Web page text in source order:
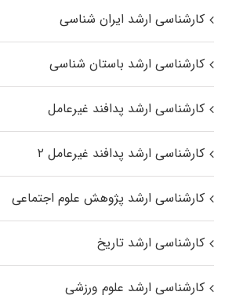
کارشناسی ارشد ایران شناسی
کارشناسی ارشد باستان شناسی
کارشناسی ارشد پدافند غیرعامل
کارشناسی ارشد پدافند غیرعامل ۲
کارشناسی ارشد پژوهش علوم اجتماعی
کارشناسی ارشد تاریخ
کارشناسی ارشد علوم ورزشی